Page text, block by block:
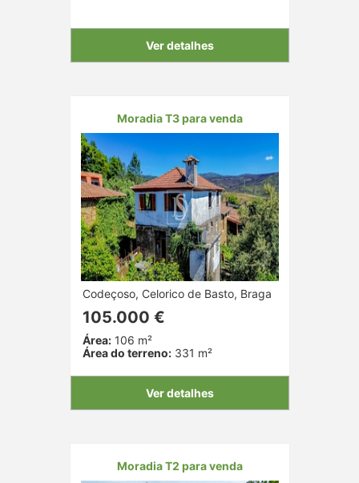
Ver detalhes
Moradia T3 para venda
Codeçoso, Celorico de Basto, Braga
105.000 €
Área:106 m²
Área do terreno:331 m²
Ver detalhes
Moradia T2 para venda